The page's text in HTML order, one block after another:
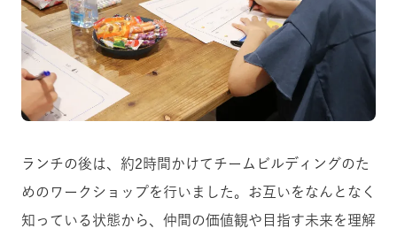
ランチの後は、約2時間かけてチームビルディングのた
めのワークショップを行いました。お互いをなんとなく
知っている状態から、仲間の価値観や目指す未来を理解